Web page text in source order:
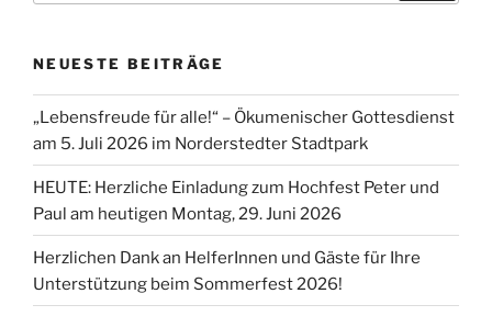
NEUESTE BEITRÄGE
„Lebensfreude für alle!“ – Ökumenischer Gottesdienst
am 5. Juli 2026 im Norderstedter Stadtpark
HEUTE: Herzliche Einladung zum Hochfest Peter und
Paul am heutigen Montag, 29. Juni 2026
Herzlichen Dank an HelferInnen und Gäste für Ihre
Unterstützung beim Sommerfest 2026!